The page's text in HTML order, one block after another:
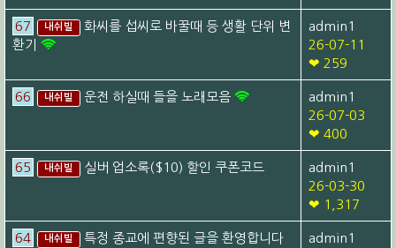
67 내쉬빌
화씨를 섭씨로 바꿀때 등 생활 단위 변
환기
admin1
26-07-11
❤ 259
66 내쉬빌 운전 하실때 들을 노래모음
admin1
26-07-03
❤ 400
65 내쉬빌 실버 업소록($10) 할인 쿠폰코드
admin1
26-03-30
❤ 1,317
64 내쉬빌 특정 종교에 편향된 글을 환영합니다
admin1